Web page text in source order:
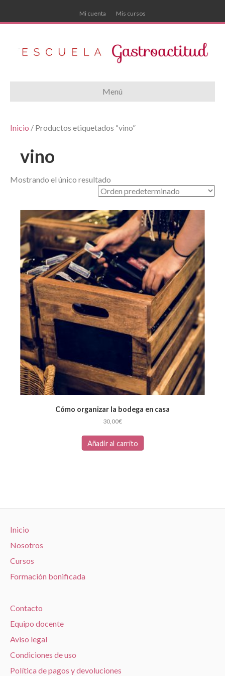
Mi cuenta Mis cursos
Menú
Inicio / Productos etiquetados “vino”
vino
Mostrando el único resultado
Cómo organizar la bodega en casa
30,00€
Añadir al carrito
Inicio
Nosotros
Cursos
Formación bonificada
Contacto
Equipo docente
Aviso legal
Condiciones de uso
Política de pagos y devoluciones